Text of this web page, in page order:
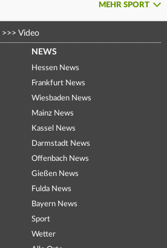
MEHR SPORT
>>> Video
NEWS
Hessen News
Frankfurt News
Wiesbaden News
Mainz News
Kassel News
Darmstadt News
Offenbach News
Gießen News
Fulda News
Bayern News
Sport
Wetter